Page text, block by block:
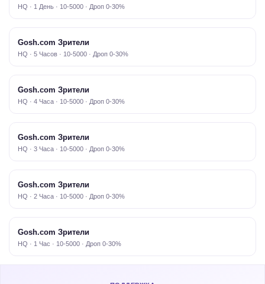
HQ · 1 День · 10-5000 · Дроп 0-30%
Gosh.com Зрители
HQ · 5 Часов · 10-5000 · Дроп 0-30%
Gosh.com Зрители
HQ · 4 Часа · 10-5000 · Дроп 0-30%
Gosh.com Зрители
HQ · 3 Часа · 10-5000 · Дроп 0-30%
Gosh.com Зрители
HQ · 2 Часа · 10-5000 · Дроп 0-30%
Gosh.com Зрители
HQ · 1 Час · 10-5000 · Дроп 0-30%